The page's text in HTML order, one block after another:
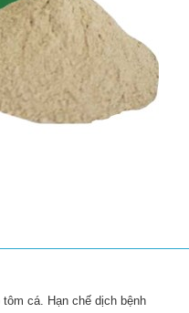
cá. Hạn chế dịch bệnh